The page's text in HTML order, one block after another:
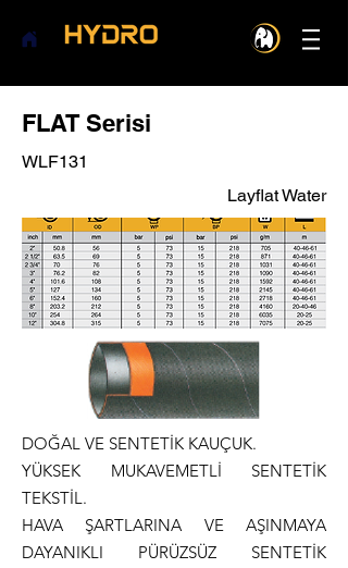
FLAT Serisi
WLF131
Layflat Water
DOĞAL VE SENTETİK KAUÇUK.
YÜKSEK MUKAVEMETLİ SENTETİK
TEKSTİL.
HAVA ŞARTLARINA VE AŞINMAYA
DAYANIKLI PÜRÜZSÜZ SENTETİK